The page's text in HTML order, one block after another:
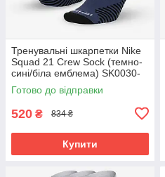
Тренувальні шкарпетки Nike
Squad 21 Crew Sock (темно-
сині/біла емблема) SK0030-
410 Розмір EU: 38-42
Готово до відправки
520 ₴ 834 ₴
Купити